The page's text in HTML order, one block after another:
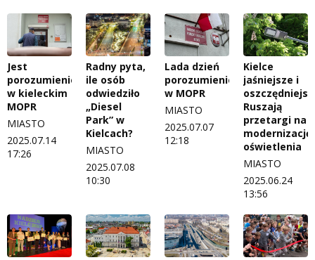
Jest
porozumienie
w kieleckim
MOPR
MIASTO
2025.07.14
17:26
Radny pyta,
ile osób
odwiedziło
„Diesel
Park” w
Kielcach?
MIASTO
2025.07.08
10:30
Lada dzień
porozumienie
w MOPR
MIASTO
2025.07.07
12:18
Kielce
jaśniejsze i
Ruszają
przetargi na
modernizację
oświetlenia
MIASTO
2025.06.24
13:56